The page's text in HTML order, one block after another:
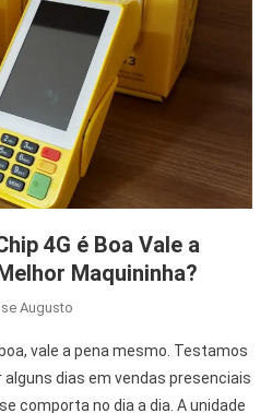
4G é Boa Vale a
Maquininha?
Augusto
boa, vale a pena mesmo. Testamos
alguns dias em vendas presenciais
comporta no dia a dia. A unidade